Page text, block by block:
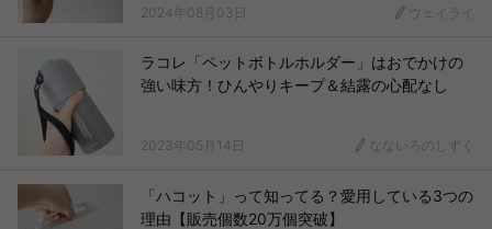
2024年08月03日 ウェイライ
ラコレ「ペットボトルホルダー」はおでかけの
強い味方！ひんやりキープ＆結露の心配なし
2023年05月14日 なないろのしずく
「ハコット」って知ってる？愛用している3つの
理由【販売個数20万個突破】